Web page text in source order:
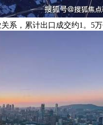
系，累计出口成交约1。5